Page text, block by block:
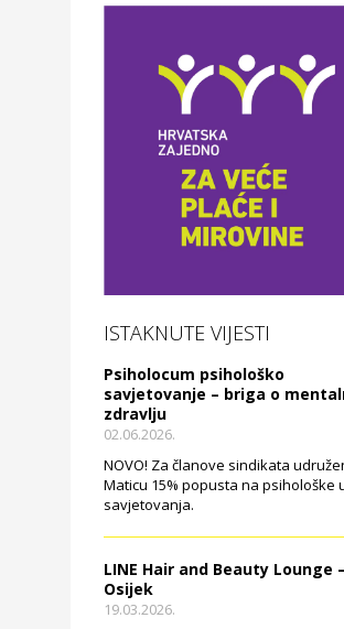
ISTAKNUTE VIJESTI
Psiholocum psihološko
savjetovanje – briga o
zdravlju
02.06.2026.
NOVO! Za članove sindikata
Maticu 15% popusta na psihološke
savjetovanja.
LINE Hair and Beauty Lounge –
Osijek
19.03.2026.